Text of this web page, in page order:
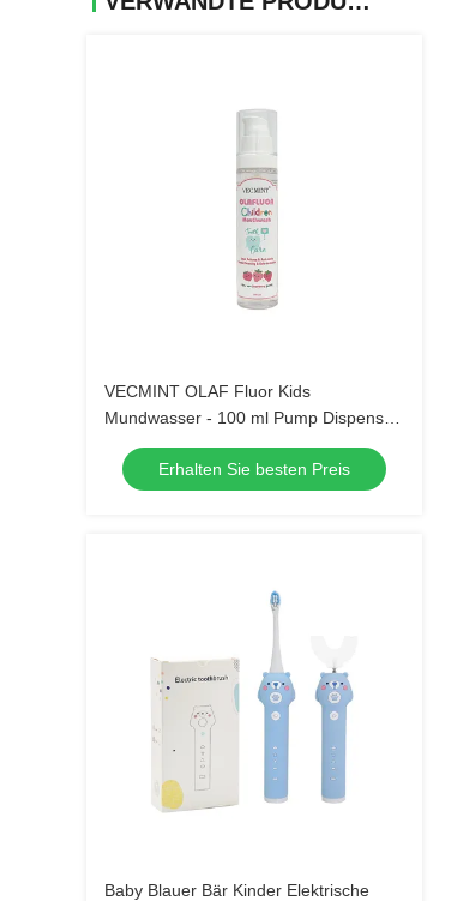
VECMINT OLAF Fluor Kids
Mundwasser - 100 ml Pump Dispenser
Erdbeer Geschmack Anti-Hohlraum
Zucker Verteidigung sicher zu
schlucken Mundpflege
Erhalten Sie besten Preis
Baby Blauer Bär Kinder Elektrische